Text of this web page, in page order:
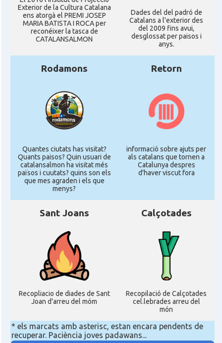
Exterior de la Cultura Catalana
ens atorgà el PREMI JOSEP
MARIA BATISTA I ROCA per
reconéixer la tasca de
CATALANSALMON
Dades del del padró de
Catalans a l'exterior des
del 2009 fins avui,
desglossat per paisos i
anys.
Rodamons
Quantes ciutats has visitat?
Quants paisos? Quin usuari de
catalansalmon ha visitat més
països i cuutats? quins son els
que mes agraden i els que
menys?
Retorn
informació sobre ajuts per
als catalans que tornen a
Catalunya despres
d'haver viscut fora
Sant Joans
Recopliacio de diades de Sant
Joan d'arreu del móm
Calçotades
Recopilació de Calçotades
cel.lebrades arreu del
món
* els marcats amb asterisc, estan encara pendents de
recuperar. Paciència joves padawans...